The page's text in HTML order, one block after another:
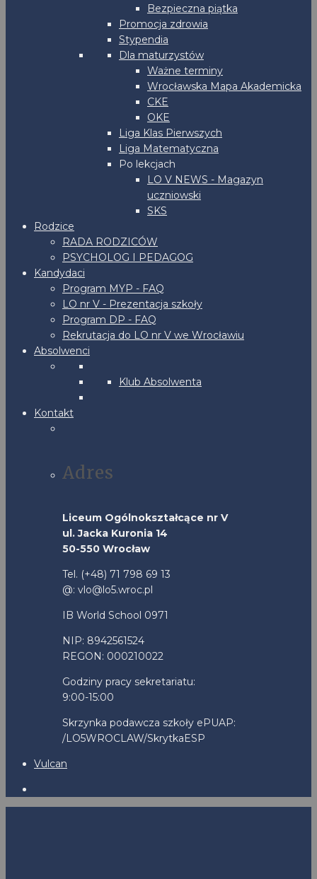
Bezpieczna piątka
Promocja zdrowia
Stypendia
Dla maturzystów
Ważne terminy
Wrocławska Mapa Akademicka
CKE
OKE
Liga Klas Pierwszych
Liga Matematyczna
Po lekcjach
LO V NEWS - Magazyn
uczniowski
SKS
Rodzice
RADA RODZICÓW
PSYCHOLOG I PEDAGOG
Kandydaci
Program MYP - FAQ
LO nr V - Prezentacja szkoły
Program DP - FAQ
Rekrutacja do LO nr V we Wrocławiu
Absolwenci
Klub Absolwenta
Kontakt
Adres
Liceum Ogólnokształcące nr V
ul. Jacka Kuronia 14
50-550 Wrocław
Tel. (+48) 71 798 69 13
@: vlo@lo5.wroc.pl
IB World School 0971
NIP: 8942561524
REGON: 000210022
Godziny pracy sekretariatu:
9:00-15:00
Skrzynka podawcza szkoły ePUAP:
/LO5WROCLAW/SkrytkaESP
Vulcan